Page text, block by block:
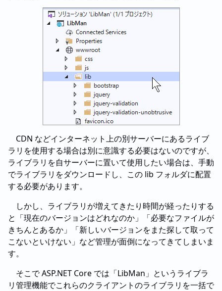
CDN などインターネット上の別サーバーにあるライブ
ラリを使用する場合は別に意識する必要はないのですが、
ライブラリを自サーバーに置いて使用したい場合は、手動
でライブラリをダウンロードし、この lib フォルダに配置
する必要があります。
しかし、ライブラリが増えてきたり時間が経ったりする
と「現在のバージョンはどれなのか」「必要なファイルが
きちんとあるか」「新しいバージョンをまた探して取って
こないといけない」など管理が面倒になってきてしまいま
す。
そこで ASP.NET Core では「LibMan」というライブラ
リ管理機能でこれらのクライアントのライブラリを一括で